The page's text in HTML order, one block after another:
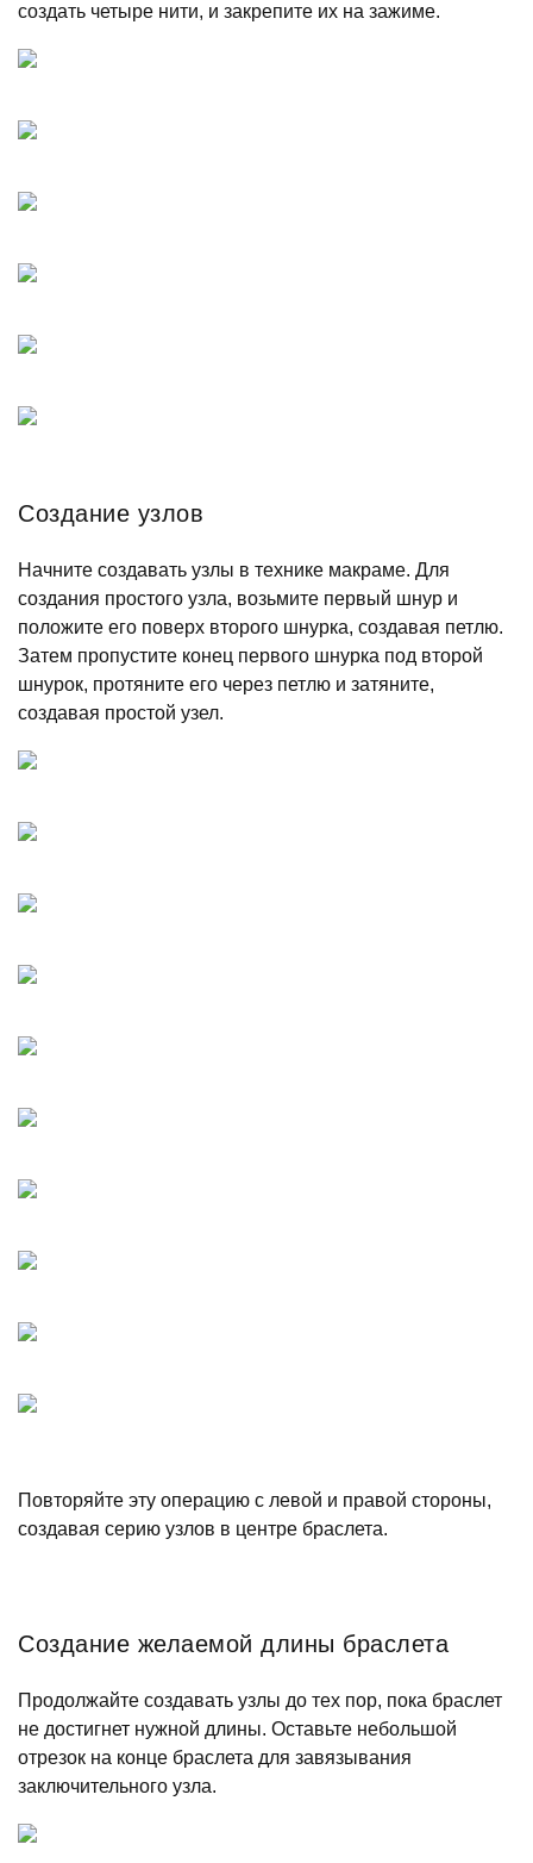
создать четыре нити, и закрепите их на зажиме.
Создание узлов
Начните создавать узлы в технике макраме. Для
создания простого узла, возьмите первый шнур и
положите его поверх второго шнурка, создавая петлю.
Затем пропустите конец первого шнурка под второй
шнурок, протяните его через петлю и затяните,
создавая простой узел.
Повторяйте эту операцию с левой и правой стороны,
создавая серию узлов в центре браслета.
Создание желаемой длины браслета
Продолжайте создавать узлы до тех пор, пока браслет
не достигнет нужной длины. Оставьте небольшой
отрезок на конце браслета для завязывания
заключительного узла.